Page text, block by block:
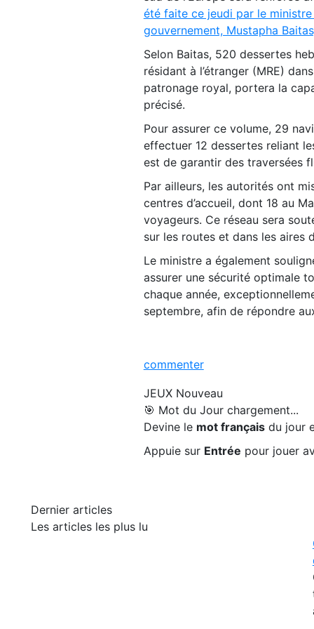
été faite ce jeudi par le
gouvernement, Mustapha
Selon Baitas, 520 dessertes
résidant à l’étranger (MRE)
patronage royal, portera la
précisé.
Pour assurer ce volume, 29
effectuer 12 dessertes reliant
est de garantir des traversées
Par ailleurs, les autorités ont
centres d’accueil, dont 18 au
voyageurs. Ce réseau sera
sur les routes et dans les aires
Le ministre a également
assurer une sécurité optimale
chaque année,
septembre, afin de répondre
commenter
JEUX Nouveau
🎯 Mot du Jour chargement...
Devine le mot françaisdu jour
Appuie sur Entrée pour jouer
Dernier articles
Les articles les plus lu